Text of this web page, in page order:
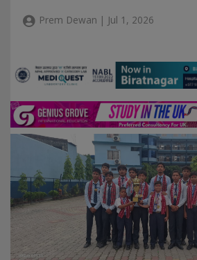
Prem Dewan | Jul 1, 2026